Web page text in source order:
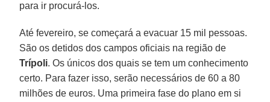
para ir procurá-los.
Até fevereiro, se começará a evacuar 15 mil pessoas.
São os detidos dos campos oficiais na região de
Trípoli. Os únicos dos quais se tem um conhecimento
certo. Para fazer isso, serão necessários de 60 a 80
milhões de euros. Uma primeira fase do plano em si